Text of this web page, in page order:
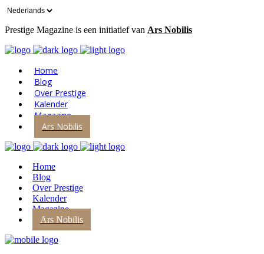
Kies
taal
Prestige Magazine is een initiatief van Ars Nobilis
Home
Blog
Over Prestige
Kalender
Magazine
Ars Nobilis
Home
Blog
Over Prestige
Kalender
Magazine
Ars Nobilis